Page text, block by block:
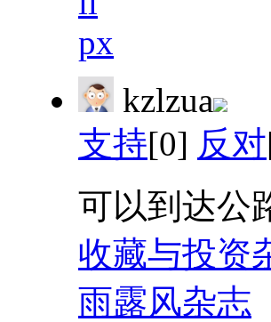
px
kzlzua
支持[0] 反对
可以到达公
收藏与投资
雨露风杂志